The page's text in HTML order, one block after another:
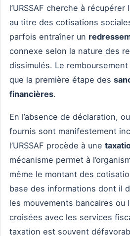
l’URSSAF cherche à
au titre des cotisations
parfois entraîner un
connexe selon la nature des
dissimulés. Le remboursement
que la première étape des
financières.
En l’absence de déclaration,
fournis sont manifestement
l’URSSAF procède à une
mécanisme permet à
même le montant des
base des informations dont il
les mouvements bancaires ou
croisées avec les services
taxation est souvent